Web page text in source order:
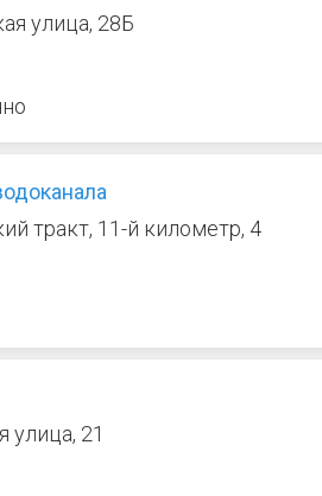
улица, 28Б
тракт, 11-й километр, 4
улица, 21